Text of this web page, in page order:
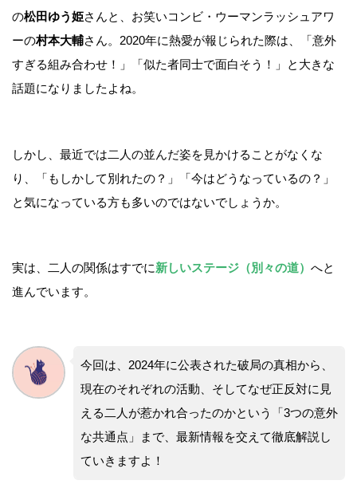
の松田ゆう姫さんと、お笑いコンビ・ウーマンラッシュアワ
ーの村本大輔さん。2020年に熱愛が報じられた際は、「意外
すぎる組み合わせ！」「似た者同士で面白そう！」と大きな
話題になりましたよね。
しかし、最近では二人の並んだ姿を見かけることがなくな
り、「もしかして別れたの？」「今はどうなっているの？」
と気になっている方も多いのではないでしょうか。
実は、二人の関係はすでに新しいステージ（別々の道） へと
進んでいます。
今回は、2024年に公表された破局の真相から、
現在のそれぞれの活動、そしてなぜ正反対に見
える二人が惹かれ合ったのかという「3つの意外
な共通点」まで、最新情報を交えて徹底解説し
ていきますよ！